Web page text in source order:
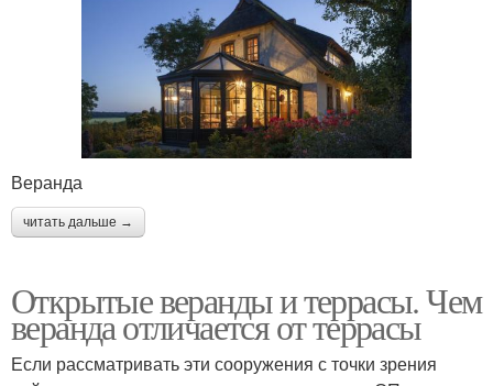
Веранда
читать дальше →
Открытые веранды и террасы. Чем
веранда отличается от террасы
Если рассматривать эти сооружения с точки зрения